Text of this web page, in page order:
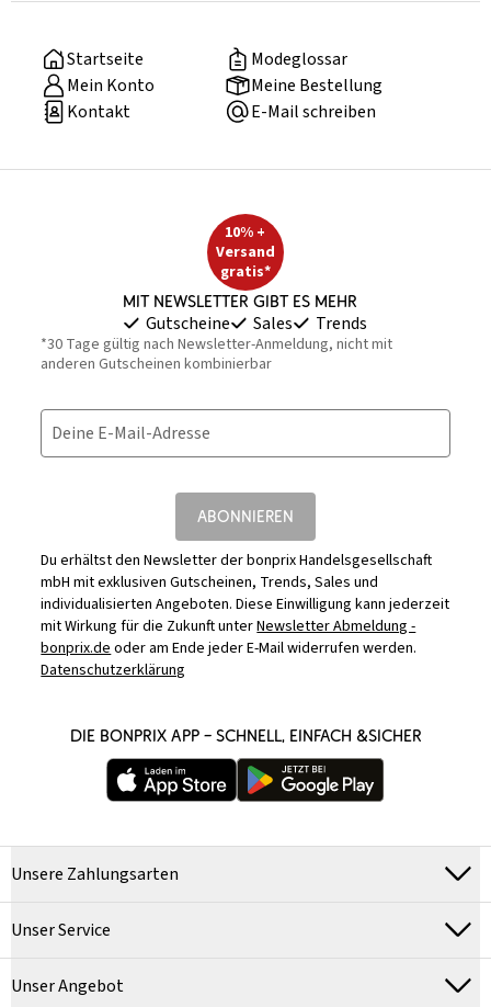
Startseite
Modeglossar
Mein Konto
Meine Bestellung
Kontakt
E-Mail schreiben
10% +
Versand
gratis*
Mit Newsletter gibt es mehr
Gutscheine Sales Trends
*30 Tage gültig nach Newsletter-Anmeldung, nicht mit
anderen Gutscheinen kombinierbar
Deine E-Mail-Adresse
ABONNIEREN
Du erhältst den Newsletter der bonprix Handelsgesellschaft
mbH mit exklusiven Gutscheinen, Trends, Sales und
individualisierten Angeboten. Diese Einwilligung kann jederzeit
mit Wirkung für die Zukunft unterNewsletter Abmeldung -
bonprix.deoder am Ende jeder E-Mail widerrufen werden.
Datenschutzerklärung
DIE BONPRIX APP – SCHNELL, EINFACH &SICHER
Unsere Zahlungsarten
Unser Service
Unser Angebot